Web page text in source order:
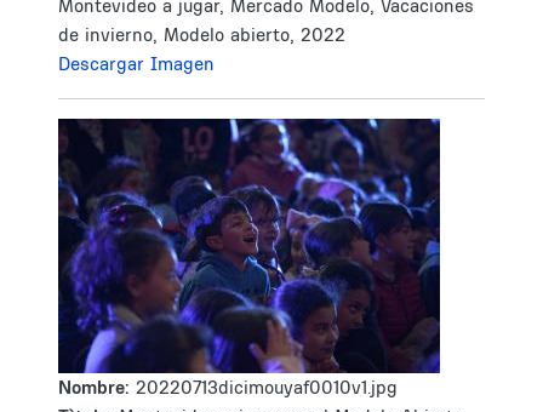
Montevideo a jugar, Mercado Modelo, Vacaciones
de invierno, Modelo abierto, 2022
Descargar Imagen
Nombre: 20220713dicimouyaf0010v1.jpg